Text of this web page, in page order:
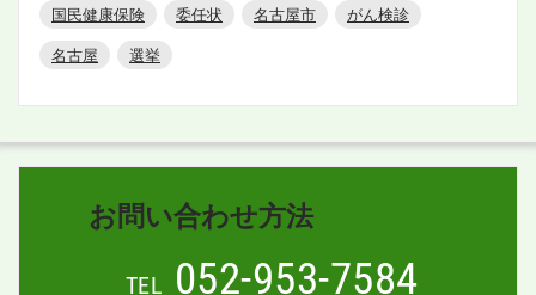
国民健康保険
委任状 名古屋市
がん検診
名古屋
選挙
お問い合わせ方法
TEL 052-953-7584